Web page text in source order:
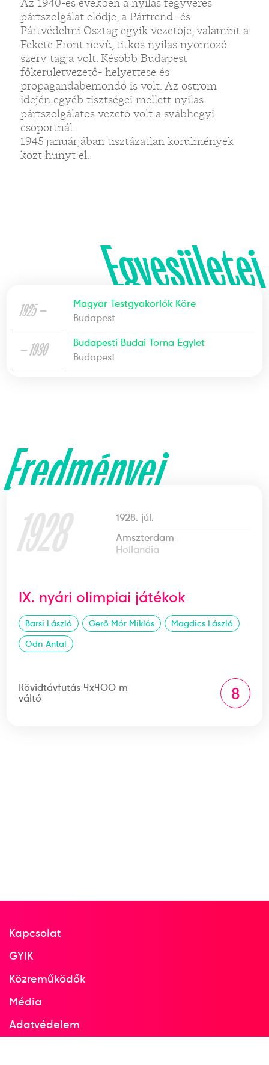
pártszolgálat elődje, a Pártrend- és
Pártvédelmi Osztag egyik vezetője, valamint a
Fekete Front nevű, titkos nyilas nyomozó
szerv tagja volt. Később Budapest
főkerületvezető- helyettese és
propagandabemondó is volt. Az ostrom
idején egyéb tisztségei mellett nyilas
pártszolgálatos vezető volt a svábhegyi
csoportnál.
1945 januárjában tisztázatlan körülmények
közt hunyt el.
Egyesületei
1925 —
Magyar Testgyakorlók Köre
Budapest
— 1930
Budapesti Budai Torna Egylet
Budapest
Eredményei
1928
1928. júl.
Amszterdam
Hollandia
IX. nyári olimpiai játékok
Barsi László Gerő Mór Miklós
Magdics László
Odri Antal
Rövidtávfutás 4x400 m
váltó
8
Kapcsolat
GYIK
Közreműködők
Média
Adatvédelem